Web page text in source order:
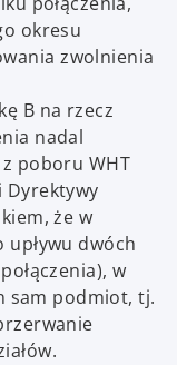
okresu
zwolnienia
B na rzecz
nadal
poboru WHT
Dyrektywy
że w
upływu dwóch
w
sam podmiot, tj.